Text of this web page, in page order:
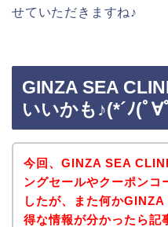
せていただきますね♪
GINZA SEA
いいかも♪(*´ﾉ(ﾟ∀
今回、GINZA SEA
ングセールやクーポンコ
したが、また何か
得な情報が分かったら記